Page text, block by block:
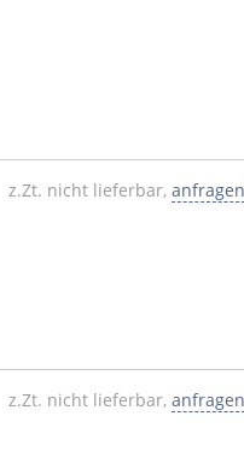
z.Zt. nicht lieferbar, anfragen
z.Zt. nicht lieferbar, anfragen